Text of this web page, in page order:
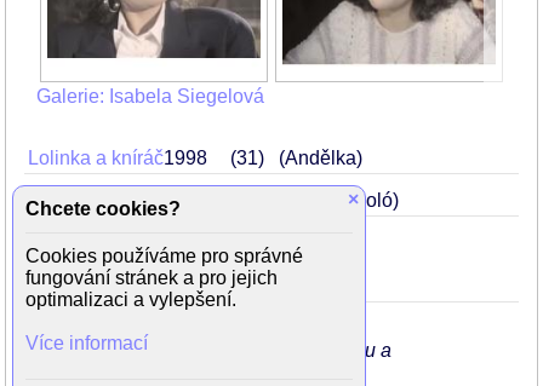
Galerie: Isabela Siegelová
Lolinka a kníráč1998 31 (Andělka)
Pohádka o touze1991 (služka Loló)
Pátek, čas motýlů Lots
22
(Helena Hošková)
je hezky zabraná nahá ve sprše
při oživování jí lékaři rozepnou halenku a
×
Chcete cookies?
Cookies používáme pro správné
fungování stránek a pro jejich
optimalizaci a vylepšení.
Více informací